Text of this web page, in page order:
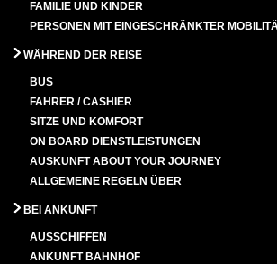
FAMILIE UND KINDER
PERSONEN MIT EINGESCHRÄNKTER
WÄHREND DER REISE
BUS
FAHRER / CASHIER
SITZE UND KOMFORT
ON BOARD DIENSTLEISTUNGEN
AUSKUNFT ABOUT YOUR JOURNEY
ALLGEMEINE REGELN ÜBER
BEI ANKUNFT
AUSSCHIFFEN
ANKUNFT BAHNHOF